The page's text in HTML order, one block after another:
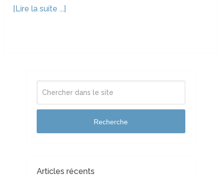
[Lire la suite ...]
Recherche
Articles récents